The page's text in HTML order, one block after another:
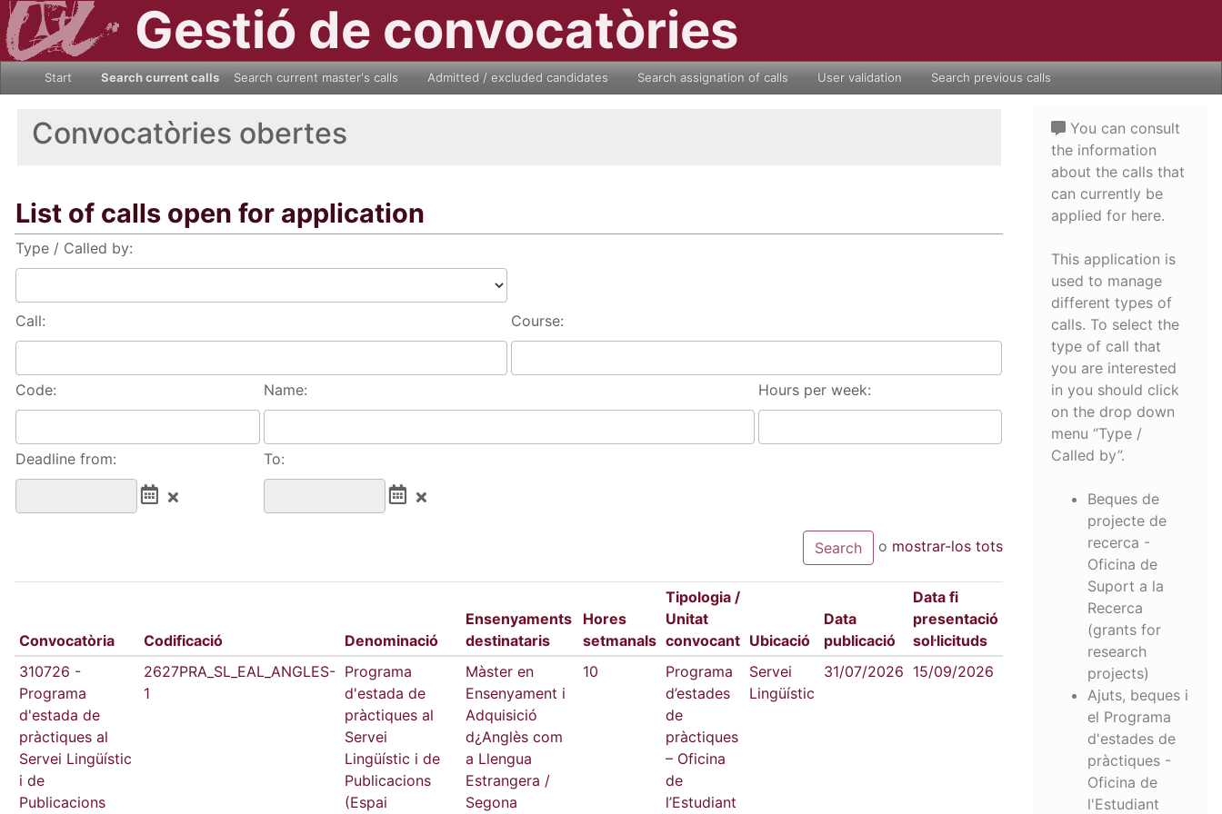
Gestió de convocatòries
Start Search current calls Search current master's calls Admitted / excluded candidates Search assignation of calls User validation Search previous calls
Convocatòries obertes
List of calls open for application
Type / Called by:
Call: Course:
Code: Name: Hours per week:
Deadline from: To:
o mostrar-los tots
Convocatòria Codificació Denominació
Ensenyaments
destinataris
Hores
setmanals
Tipologia /
Unitat
convocant Ubicació
Data
publicació
Data fi
presentació
sol·licituds
310726 -
Programa
d'estada de
pràctiques al
Servei Lingüístic
i de
Publicacions
2627PRA_SL_EAL_ANGLES-
1
Programa
d'estada de
pràctiques al
Servei
Lingüístic i de
Publicacions
(Espai
Màster en
Ensenyament i
Adquisició
d¿Anglès com
a Llengua
Estrangera /
Segona
10
Programa
d’estades
de
pràctiques
– Oficina
de
l’Estudiant
Servei
Lingüístic
31/07/2026 15/09/2026
You can consult
the information
about the calls that
can currently be
applied for here.
This application is
used to manage
different types of
calls. To select the
type of call that
you are interested
in you should click
on the drop down
menu “Type /
Called by”.
Beques de
projecte de
recerca -
Oficina de
Suport a la
Recerca
(grants for
research
projects)
Ajuts, beques i
el Programa
d'estades de
pràctiques -
Oficina de
l'Estudiant